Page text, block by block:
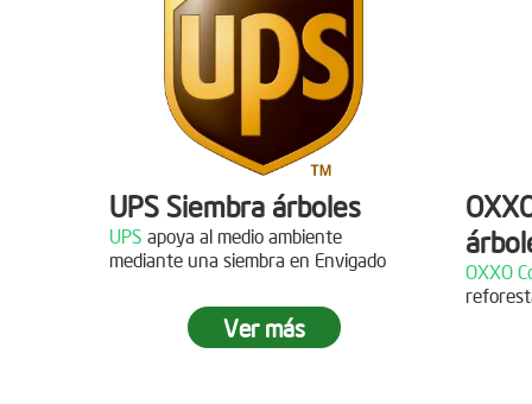
Descripción
¡Gracias al Grupo NW por
acompañarnos en nuestras jornadas
de reforestación!
UPS Siembra árboles
UPS apoya al medio ambiente
mediante una siembra en Envigado
Ver más
OXXO